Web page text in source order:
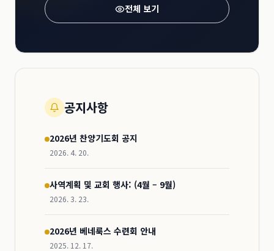
전체 보기
공지사항
2026년 찬양기도회 공지
2026. 4. 20.
사역계획 및 교회 행사: (4월 – 9월)
2026. 3. 23.
2026년 베네룩스 수련회 안내
2025. 12. 17.